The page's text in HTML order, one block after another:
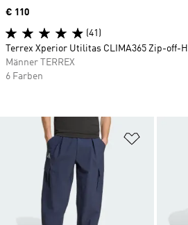
Zur
Price
€ 110
(41)
Terrex Xperior Utilitas CLIMA365 Zip-off-
Männer TERREX
6 Farben